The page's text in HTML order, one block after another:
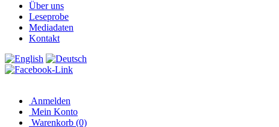
Über uns
Leseprobe
Mediadaten
Kontakt
Anmelden
Mein Konto
Warenkorb (0)